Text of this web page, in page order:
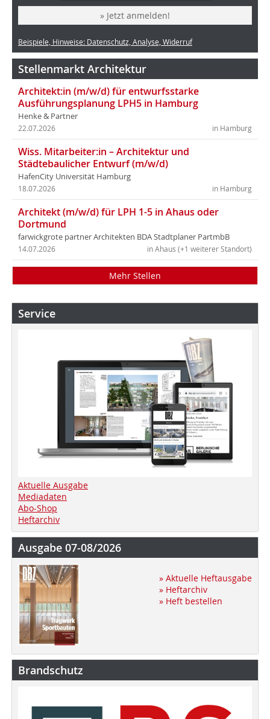
» Jetzt anmelden!
Beispiele, Hinweise: Datenschutz, Analyse, Widerruf
Stellenmarkt Architektur
Architekt:in (m/w/d) für entwurfsstarke
Ausführungsplanung LPH5 in Hamburg
Henke & Partner
in Hamburg
22.07.2026
Wiss. Mitarbeiter:in – Architektur und
Städtebaulicher Entwurf (m/w/d)
HafenCity Universität Hamburg
in Hamburg
18.07.2026
Architekt (m/w/d) für LPH 1-5 in Ahaus oder
Dortmund
farwickgrote partner Architekten BDA Stadtplaner PartmbB
in Ahaus (+1 weiterer Standort)
14.07.2026
Mehr Stellen
Service
Aktuelle Ausgabe
Mediadaten
Abo-Shop
Heftarchiv
Ausgabe 07-08/2026
» Aktuelle Heftausgabe
» Heftarchiv
» Heft bestellen
Brandschutz